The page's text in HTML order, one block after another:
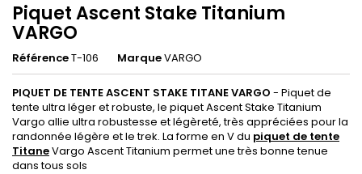
Piquet Ascent Stake Titanium
VARGO
RéférenceT-106 MarqueVARGO
PIQUET DE TENTE ASCENT STAKE TITANE VARGO - Piquet de
tente ultra léger et robuste, le piquet Ascent Stake Titanium
Vargo allie ultra robustesse et légèreté, très appréciées pour la
randonnée légère et le trek. La forme en V du piquet de tente
TitaneVargo Ascent Titanium permet une très bonne tenue
dans tous sols